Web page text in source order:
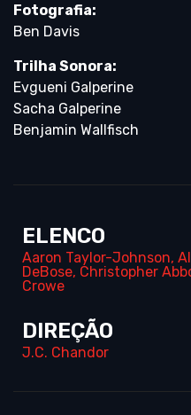
Fotografia:
Ben Davis
Trilha Sonora:
Evgueni Galperine
Sacha Galperine
Benjamin Wallfisch
ELENCO
Aaron Taylor-Johnson,
DeBose, Christopher
Crowe
DIREÇÃO
J.C. Chandor